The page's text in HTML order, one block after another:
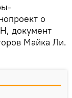
о
документ
Майка Ли.